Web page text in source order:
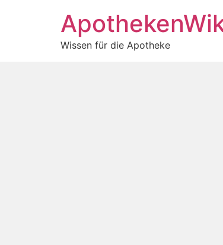
Wissen für die Apotheke